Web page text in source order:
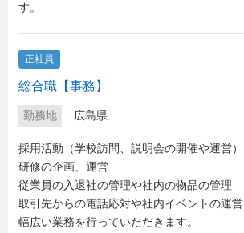
す。
正社員
総合職【事務】
勤務地 広島県
採用活動（学校訪問、説明会の開催や運営）
研修の企画、運営
従業員の入退社の管理や社内の物品の管理
取引先からの電話応対や社内イベントの運営
幅広い業務を行っていただきます。